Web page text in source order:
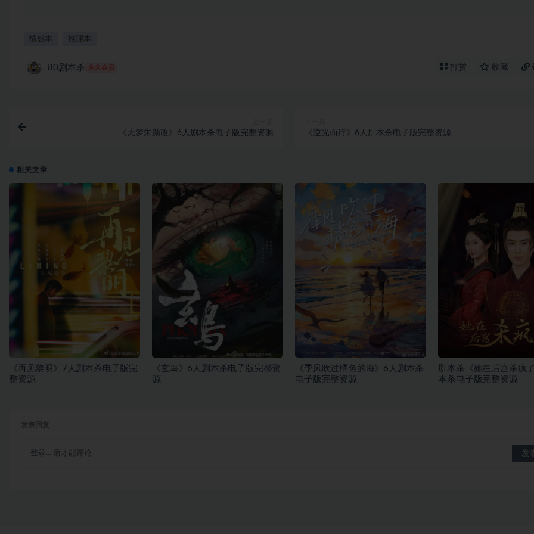
情感本 推理本
80剧本杀 永久会员 打赏 收藏
《大梦朱颜改》6人剧本杀电子版完整资源 《逆光而行》6人剧本杀电子版完整资源
相关文章
《再见黎明》7人剧本杀电子版完
整资源
《玄鸟》6人剧本杀电子版完整资
源
《季风吹过橘色的海》6人剧本杀
电子版完整资源
剧本杀《她在后宫杀疯
本杀电子版完整资源
登录... 后才能评论